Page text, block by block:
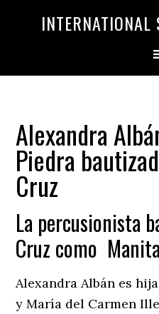
Alexandra
Piedra
Cruz
La percusionista
Cruz como
Alexandra Albán es
y María del Carmen